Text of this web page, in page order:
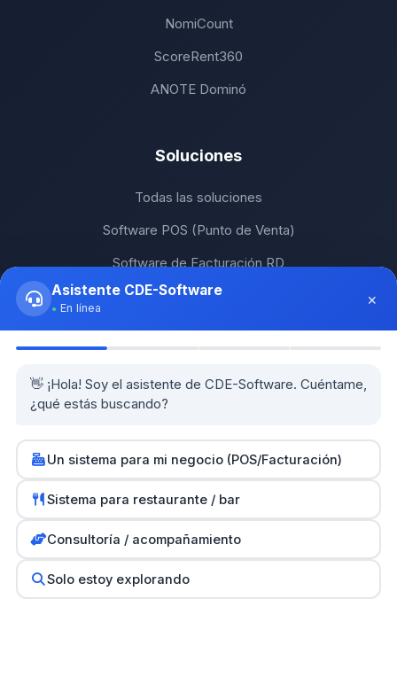
NomiCount
ScoreRent360
ANOTE Dominó
Soluciones
Todas las soluciones
Software POS (Punto de Venta)
Software de Facturación RD
Software ERP RD
Software para PyMEs
Guías prácticas
Partners
SH Computers - Higüey
Km2 Tecnología - Santo Domingo
Stock Comunicaciones - Constanza
0
Asistente CDE-Software
En línea ×
👋 ¡Hola! Soy el asistente de CDE-Software. Cuéntame,
¿qué estás buscando?
Un sistema para mi negocio (POS/Facturación)
Sistema para restaurante / bar
Consultoría / acompañamiento
Solo estoy explorando